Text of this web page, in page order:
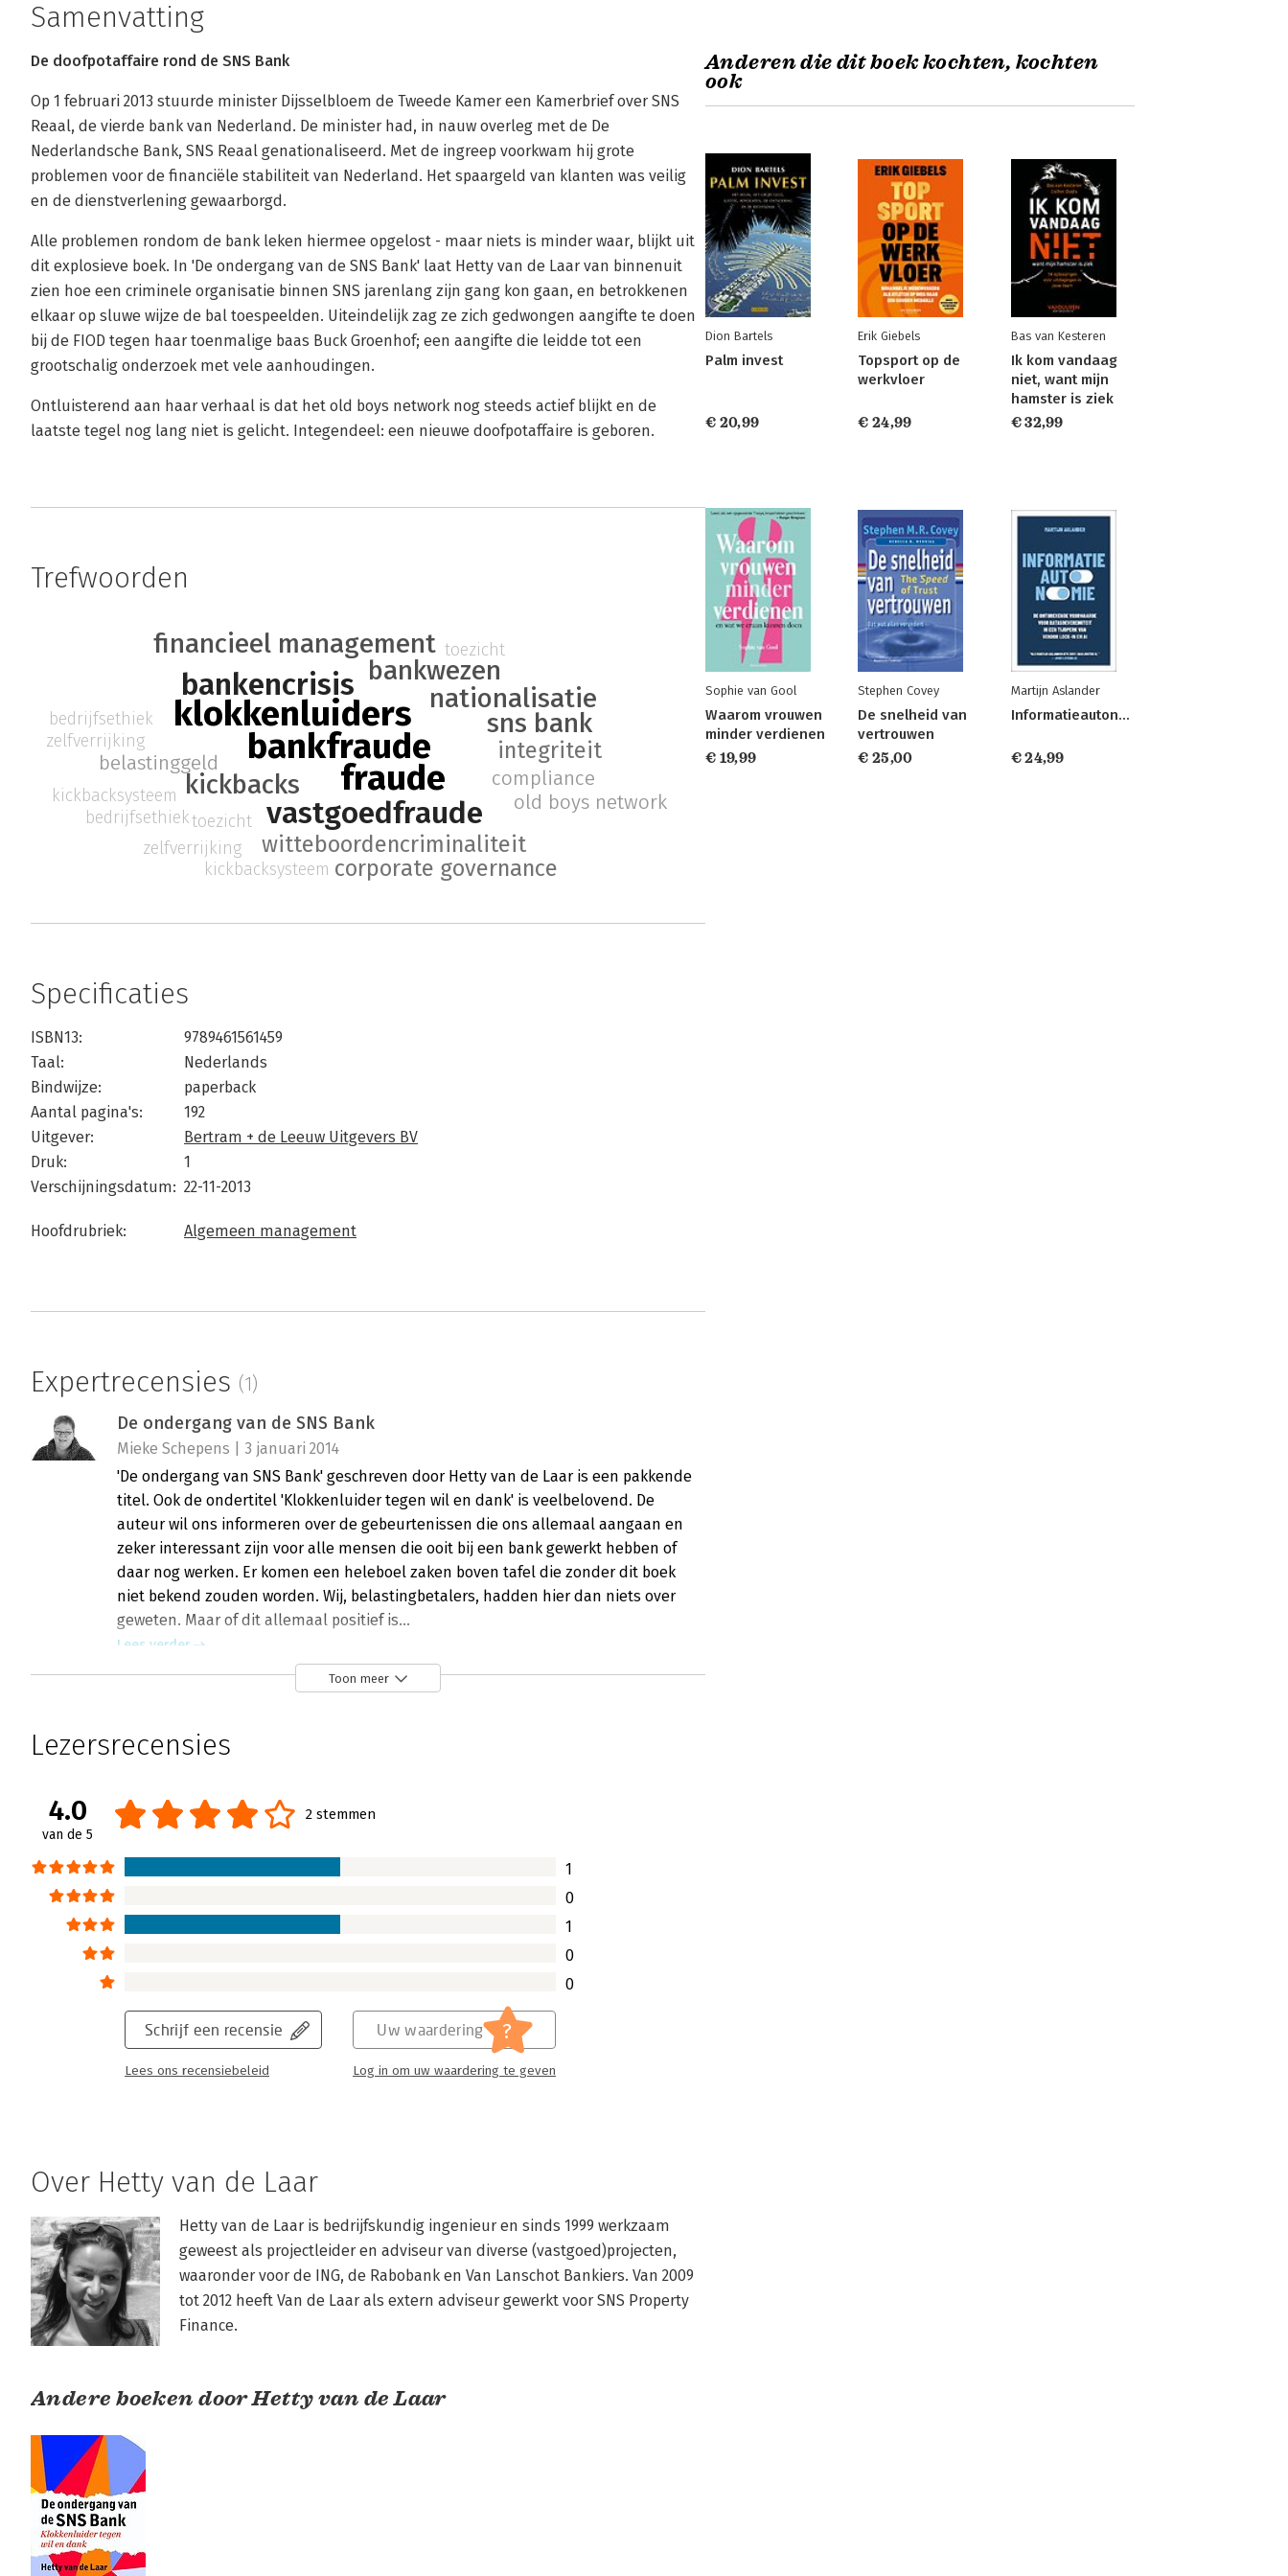
Samenvatting
De doofpotaffaire rond de SNS Bank
Op 1 februari 2013 stuurde minister Dijsselbloem de Tweede Kamer een Kamerbrief over SNS
Reaal, de vierde bank van Nederland. De minister had, in nauw overleg met de De
Nederlandsche Bank, SNS Reaal genationaliseerd. Met de ingreep voorkwam hij grote
problemen voor de financiële stabiliteit van Nederland. Het spaargeld van klanten was veilig
en de dienstverlening gewaarborgd.
Alle problemen rondom de bank leken hiermee opgelost - maar niets is minder waar, blijkt uit
dit explosieve boek. In 'De ondergang van de SNS Bank' laat Hetty van de Laar van binnenuit
zien hoe een criminele organisatie binnen SNS jarenlang zijn gang kon gaan, en betrokkenen
elkaar op sluwe wijze de bal toespeelden. Uiteindelijk zag ze zich gedwongen aangifte te doen
bij de FIOD tegen haar toenmalige baas Buck Groenhof; een aangifte die leidde tot een
grootschalig onderzoek met vele aanhoudingen.
Ontluisterend aan haar verhaal is dat het old boys network nog steeds actief blijkt en de
laatste tegel nog lang niet is gelicht. Integendeel: een nieuwe doofpotaffaire is geboren.
Trefwoorden
bankfraude
fraude
klokkenluiders
vastgoedfraude
bankencrisis
kickbacks
bankwezen
financieel management
nationalisatie
sns bank
witteboordencriminaliteit
corporate governance
integriteit
compliance
belastinggeld
old boys network
kickbacksysteem
toezicht
zelfverrijking
bedrijfsethiek
kickbacksysteem
toezicht
zelfverrijking
bedrijfsethiek
Specificaties
ISBN13:
9789461561459
Taal:
Nederlands
Bindwijze:
paperback
Aantal pagina's:
192
Uitgever:
Bertram + de Leeuw Uitgevers BV
Druk:
1
Verschijningsdatum: 22-11-2013
Hoofdrubriek: Algemeen management
Expertrecensies (1)
De ondergang van de SNS Bank
Mieke Schepens | 3 januari 2014
'De ondergang van SNS Bank' geschreven door Hetty van de Laar is een pakkende
titel. Ook de ondertitel 'Klokkenluider tegen wil en dank' is veelbelovend. De
auteur wil ons informeren over de gebeurtenissen die ons allemaal aangaan en
zeker interessant zijn voor alle mensen die ooit bij een bank gewerkt hebben of
daar nog werken. Er komen een heleboel zaken boven tafel die zonder dit boek
niet bekend zouden worden. Wij, belastingbetalers, hadden hier dan niets over
geweten. Maar of dit allemaal positief is...
Lees verder
Toon meer
Lezersrecensies
4.0
van de 5
2 stemmen
1
0
1
0
0
Schrijf een recensie
Lees ons recensiebeleid
Uw waardering ?
Log in om uw waardering te geven
Over Hetty van de Laar
Hetty van de Laar is bedrijfskundig ingenieur en sinds 1999 werkzaam
geweest als projectleider en adviseur van diverse (vastgoed)projecten,
waaronder voor de ING, de Rabobank en Van Lanschot Bankiers. Van 2009
tot 2012 heeft Van de Laar als extern adviseur gewerkt voor SNS Property
Finance.
Andere boeken door Hetty van de Laar
Anderen die dit boek kochten, kochten
ook
Dion Bartels
Palm invest
€ 20,99
Erik Giebels
Topsport op de
werkvloer
€ 24,99
Bas van Kesteren
Ik kom vandaag
niet, want mijn
hamster is ziek
€ 32,99
Sophie van Gool
Waarom vrouwen
minder verdienen
€ 19,99
Stephen Covey
De snelheid van
vertrouwen
€ 25,00
Martijn Aslander
Informatieautonomie
€ 24,99